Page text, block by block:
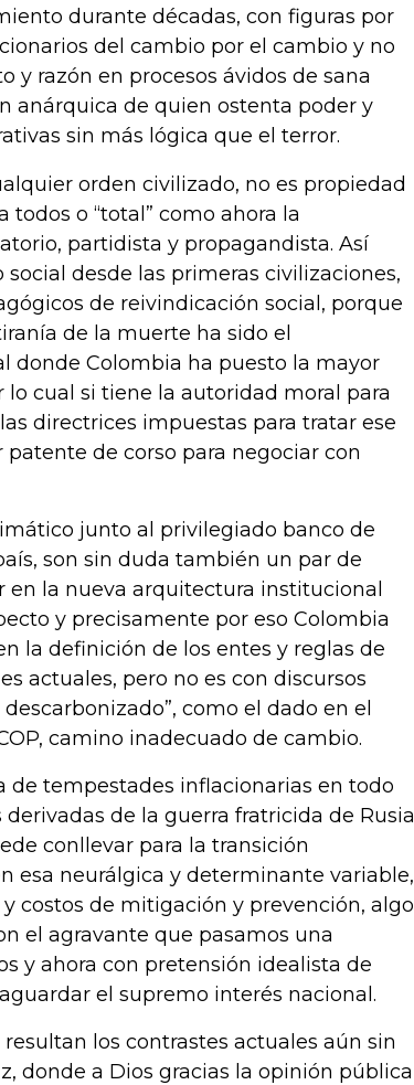
durante décadas, con figuras por
del cambio por el cambio y no
y razón en procesos ávidos de sana
anárquica de quien ostenta poder y
sin más lógica que el terror.
orden civilizado, no es propiedad
o “total” como ahora la
partidista y propagandista. Así
desde las primeras civilizaciones,
de reivindicación social, porque
de la muerte ha sido el
donde Colombia ha puesto la mayor
cual si tiene la autoridad moral para
directrices impuestas para tratar ese
de corso para negociar con
junto al privilegiado banco de
son sin duda también un par de
en la nueva arquitectura institucional
y precisamente por eso Colombia
la definición de los entes y reglas de
actuales, pero no es con discursos
como el dado en el
camino inadecuado de cambio.
de tempestades inflacionarias en todo
de la guerra fratricida de Rusia
conllevar para la transición
esa neurálgica y determinante variable,
costos de mitigación y prevención, algo
el agravante que pasamos una
y ahora con pretensión idealista de
el supremo interés nacional.
los contrastes actuales aún sin
donde a Dios gracias la opinión pública